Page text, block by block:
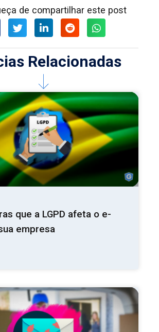
de compartilhar este post
Relacionadas
que a LGPD afeta o e-
empresa